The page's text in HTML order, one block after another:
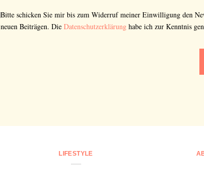
Bitte schicken Sie mir bis zum Widerruf meiner Einwilligung den
neuen Beiträgen. Die Datenschutzerklärung habe ich zur Kenntnis
LIFESTYLE